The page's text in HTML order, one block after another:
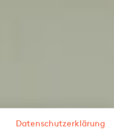
Datenschutzerklärung